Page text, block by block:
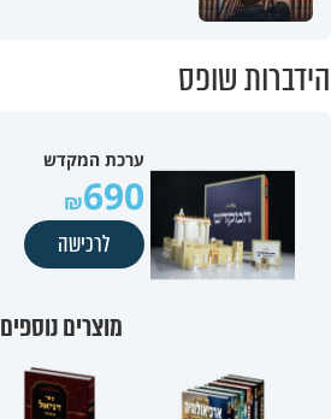
הידברות שופס
ערכת המקדש
690
לרכישה
מוצרים נוספים